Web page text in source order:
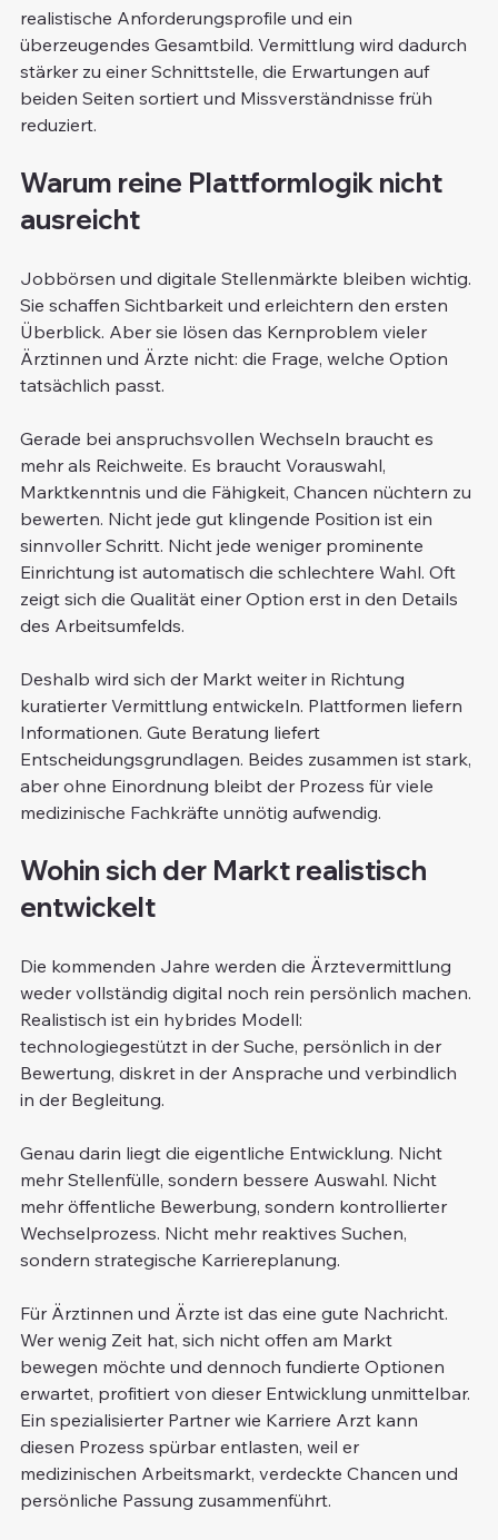
realistische Anforderungsprofile und ein
überzeugendes Gesamtbild. Vermittlung wird dadurch
stärker zu einer Schnittstelle, die Erwartungen auf
beiden Seiten sortiert und Missverständnisse früh
reduziert.
Warum reine Plattformlogik nicht
ausreicht
Jobbörsen und digitale Stellenmärkte bleiben wichtig.
Sie schaffen Sichtbarkeit und erleichtern den ersten
Überblick. Aber sie lösen das Kernproblem vieler
Ärztinnen und Ärzte nicht: die Frage, welche Option
tatsächlich passt.
Gerade bei anspruchsvollen Wechseln braucht es
mehr als Reichweite. Es braucht Vorauswahl,
Marktkenntnis und die Fähigkeit, Chancen nüchtern zu
bewerten. Nicht jede gut klingende Position ist ein
sinnvoller Schritt. Nicht jede weniger prominente
Einrichtung ist automatisch die schlechtere Wahl. Oft
zeigt sich die Qualität einer Option erst in den Details
des Arbeitsumfelds.
Deshalb wird sich der Markt weiter in Richtung
kuratierter Vermittlung entwickeln. Plattformen liefern
Informationen. Gute Beratung liefert
Entscheidungsgrundlagen. Beides zusammen ist stark,
aber ohne Einordnung bleibt der Prozess für viele
medizinische Fachkräfte unnötig aufwendig.
Wohin sich der Markt realistisch
entwickelt
Die kommenden Jahre werden die Ärztevermittlung
weder vollständig digital noch rein persönlich machen.
Realistisch ist ein hybrides Modell:
technologiegestützt in der Suche, persönlich in der
Bewertung, diskret in der Ansprache und verbindlich
in der Begleitung.
Genau darin liegt die eigentliche Entwicklung. Nicht
mehr Stellenfülle, sondern bessere Auswahl. Nicht
mehr öffentliche Bewerbung, sondern kontrollierter
Wechselprozess. Nicht mehr reaktives Suchen,
sondern strategische Karriereplanung.
Für Ärztinnen und Ärzte ist das eine gute Nachricht.
Wer wenig Zeit hat, sich nicht offen am Markt
bewegen möchte und dennoch fundierte Optionen
erwartet, profitiert von dieser Entwicklung unmittelbar.
Ein spezialisierter Partner wie Karriere Arzt kann
diesen Prozess spürbar entlasten, weil er
medizinischen Arbeitsmarkt, verdeckte Chancen und
persönliche Passung zusammenführt.